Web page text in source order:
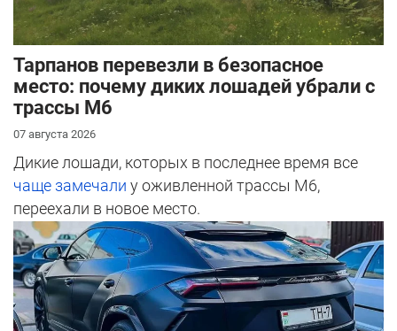
Тарпанов перевезли в безопасное
место: почему диких лошадей убрали с
трассы М6
07 августа 2026
Дикие лошади, которых в последнее время все
чаще замечали у оживленной трассы М6,
переехали в новое место.